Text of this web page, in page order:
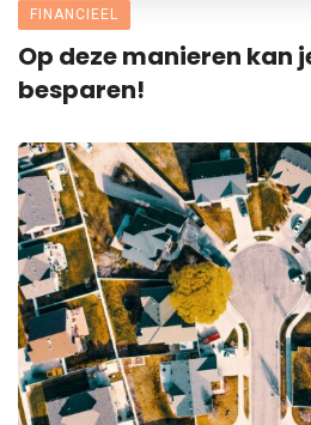
FINANCIEEL
Op deze manieren kan
besparen!